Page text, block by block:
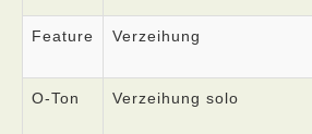
Feature Verzeihung
O-Ton Verzeihung solo